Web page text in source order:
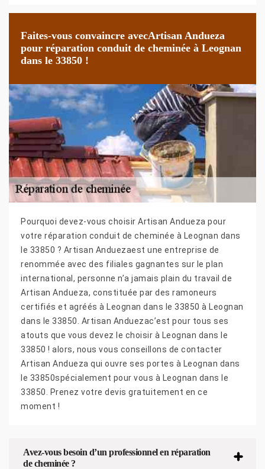
Faites-vous convaincre avecArtisan Andueza
pour réparation conduit de cheminée à Leognan
dans le 33850 !
Pourquoi devez-vous choisir Artisan Andueza pour
votre réparation conduit de cheminée à Leognan dans
le 33850 ? Artisan Anduezaest une entreprise de
renommée avec des filiales gagnantes sur le plan
international, personne n’a jamais plain du travail de
Artisan Andueza, constituée par des ramoneurs
certifiés et agréés à Leognan dans le 33850 à Leognan
dans le 33850. Artisan Anduezac’est pour tous ses
atouts que vous devez le choisir à Leognan dans le
33850 ! alors, nous vous conseillons de contacter
Artisan Andueza qui ouvre ses portes à Leognan dans
le 33850spécialement pour vous à Leognan dans le
33850. Prenez votre devis gratuitement en ce
moment !
Avez-vous besoin d’un professionnel en réparation
de cheminée ?